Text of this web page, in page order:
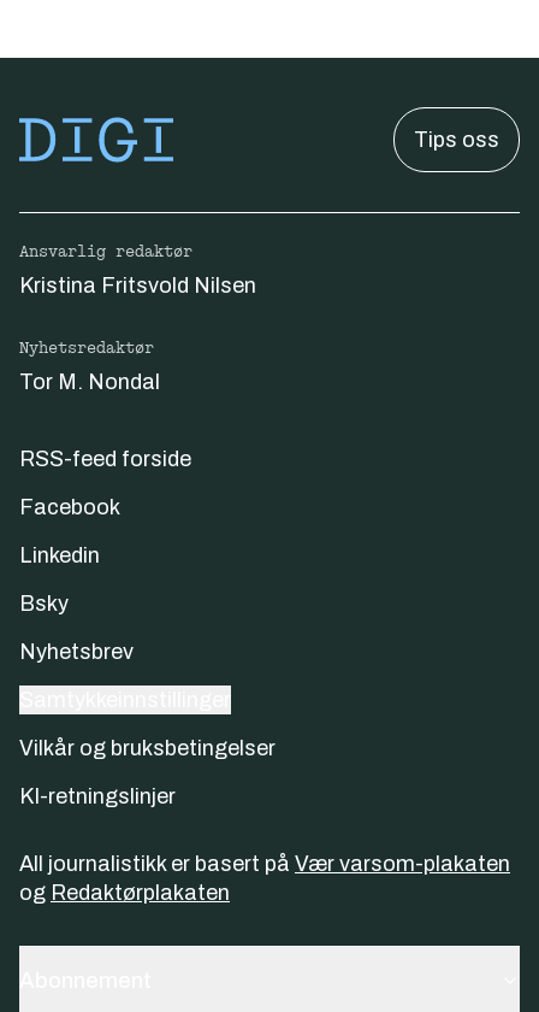
Tips oss
Ansvarlig redaktør
Kristina Fritsvold Nilsen
Nyhetsredaktør
Tor M. Nondal
RSS-feed forside
Facebook
Linkedin
Bsky
Nyhetsbrev
Vilkår og bruksbetingelser
KI-retningslinjer
All journalistikk er basert på Vær varsom-plakaten
og Redaktørplakaten